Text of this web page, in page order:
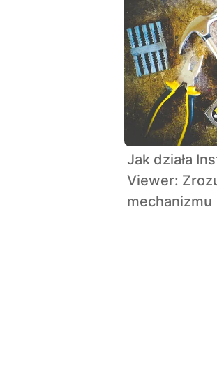
Jak działa
Viewer:
mechanizmu